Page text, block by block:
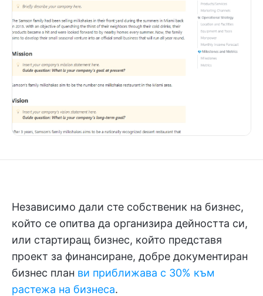
Независимо дали сте собственик на бизнес,
който се опитва да организира дейността си,
или стартиращ бизнес, който представя
проект за финансиране, добре документиран
бизнес план ви приближава с 30% към
растежа на бизнеса.